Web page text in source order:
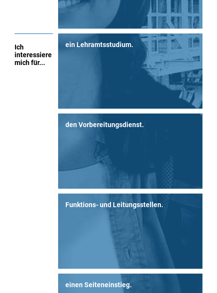
Ich
interessiere
mich für...
ein Lehramtsstudium.
den Vorbereitungsdienst.
Funktions- und Leitungsstellen.
einen Seiteneinstieg.